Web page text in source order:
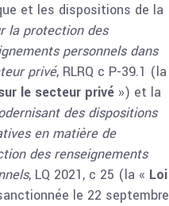
et les dispositions de la
la protection des
personnels dans
privé, RLRQ c P-39.1 (la
le secteur privé ») et la
des dispositions
en matière de
des renseignements
, LQ 2021, c 25 (la « Loi
le 22 septembre